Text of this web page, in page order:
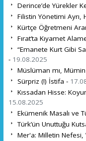
Derince’de Yürekler
Filistin Yönetimi Ayrı,
Kürtçe Öğretmeni
Fırat’ta Kıyamet
“Emanete Kurt Gibi
- 19.08.2025
Müslüman mı,
Sürpriz (!) İstifa -
Kıssadan Hisse:
15.08.2025
Ekümenik Masalı ve
Türk’ün Unuttuğu
Mer'a: Milletin Nefesi,